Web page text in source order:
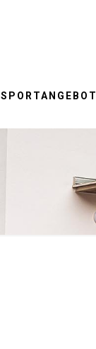
SPORTANGEBOT